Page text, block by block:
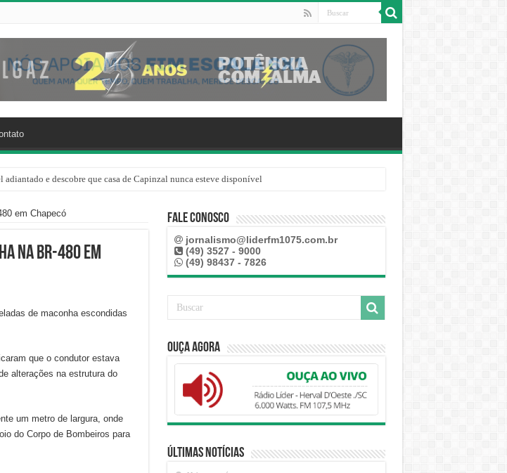
e descobre que casa de Capinzal nunca esteve disponível
SC, informa Defesa Civil
em Chapecó
na BR-480 em
de maconha escondidas
que o condutor estava
alterações na estrutura do
um metro de largura, onde
do Corpo de Bombeiros para
Fale Conosco
jornalismo@liderfm1075.com.br
(49) 3527 - 9000
(49) 98437 - 7826
Ouça Agora
Últimas Notícias